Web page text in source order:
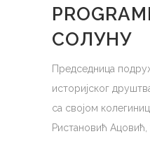
СОЛУНУ
Председница
историјског
са својом
Ристановић